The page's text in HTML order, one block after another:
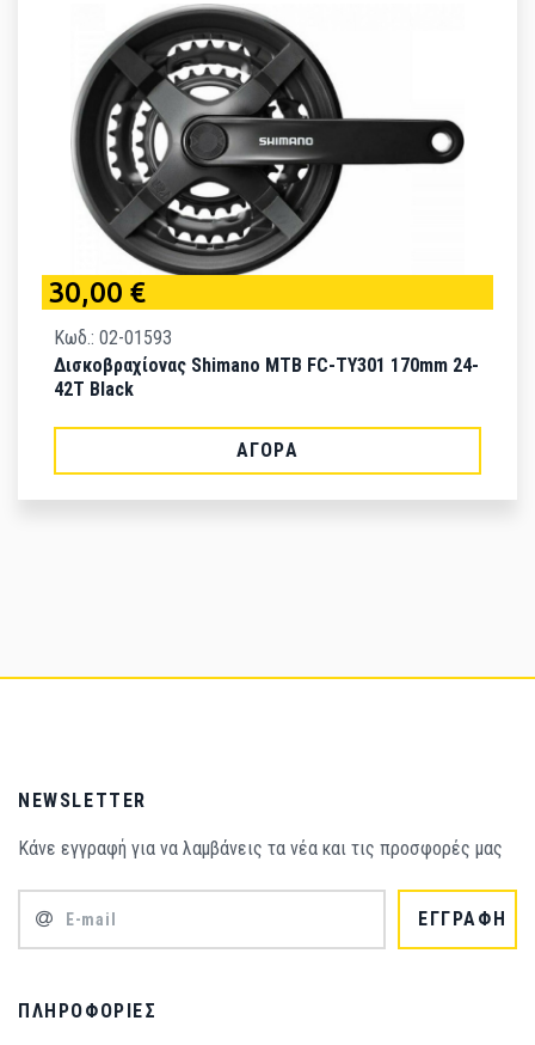
30,00 €
Κωδ.: 02-01593
Δισκοβραχίονας Shimano MTB FC-TY301 170mm 24-
42T Black
ΑΓΟΡΆ
NEWSLETTER
Κάνε εγγραφή για να λαμβάνεις τα νέα και τις προσφορές μας
ΕΓΓΡΑΦΗ
ΠΛΗΡΟΦΟΡΊΕΣ